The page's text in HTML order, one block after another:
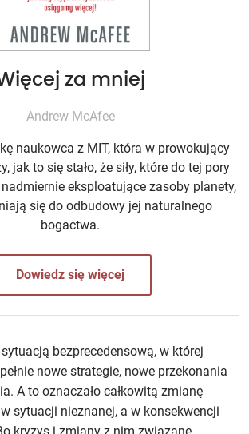
za mniej
Andrew McAfee
naukowca z MIT, która w prowokujący
jak to się stało, że siły, które do tej pory
nadmiernie eksploatujące zasoby planety,
się do odbudowy jej naturalnego
bogactwa.
Dowiedz się więcej
bezprecedensową, w której
nowe strategie, nowe przekonania
A to oznaczało całkowitą zmianę
sytuacji nieznanej, a w konsekwencji
kryzys i zmiany z nim związane